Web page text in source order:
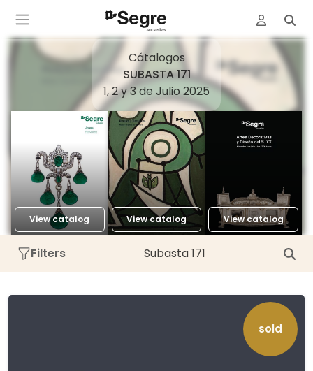
Cátalogos
SUBASTA 171
1, 2 y 3 de Julio 2025
View catalog View catalog View catalog
Filters Subasta 171
sold